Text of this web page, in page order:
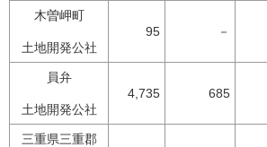
木曽岬町
土地開発公社
95 －
員弁
土地開発公社
4,735 685
三重県三重郡